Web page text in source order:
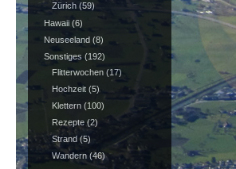
Zürich(59)
Hawaii(6)
Neuseeland(8)
Sonstiges (192)
Flitterwochen(17)
Hochzeit(5)
Klettern(100)
Rezepte(2)
Strand(5)
Wandern(46)